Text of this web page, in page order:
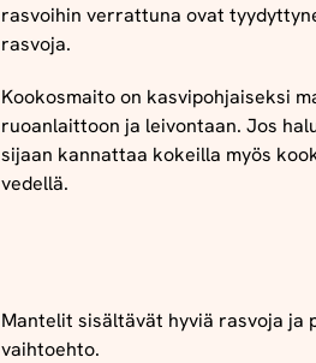
rasvoihin verrattuna ovat
rasvoja.
Kookosmaito on kasvipohjaiseksi
ruoanlaittoon ja leivontaan. Jos
sijaan kannattaa kokeilla myös
vedellä.
Mantelit sisältävät hyviä rasvoja ja
vaihtoehto.